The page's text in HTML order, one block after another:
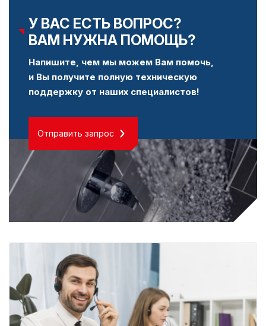
У ВАС ЕСТЬ ВОПРОС?
ВАМ НУЖНА ПОМОЩЬ?
Напишите, чем мы можем Вам помочь,
и Вы получите полную техническую
поддержку от наших специалистов!
Отправить запрос